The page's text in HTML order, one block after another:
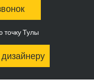
Тулы
дизайнеру